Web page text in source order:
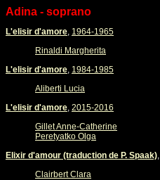
Adina - soprano
L'elisir d'amore, 1964-1965
Rinaldi Margherita
L'elisir d'amore, 1984-1985
Aliberti Lucia
L'elisir d'amore, 2015-2016
Gillet Anne-Catherine
Peretyatko Olga
Elixir d'amour (traduction de P. Spaak),
Clairbert Clara